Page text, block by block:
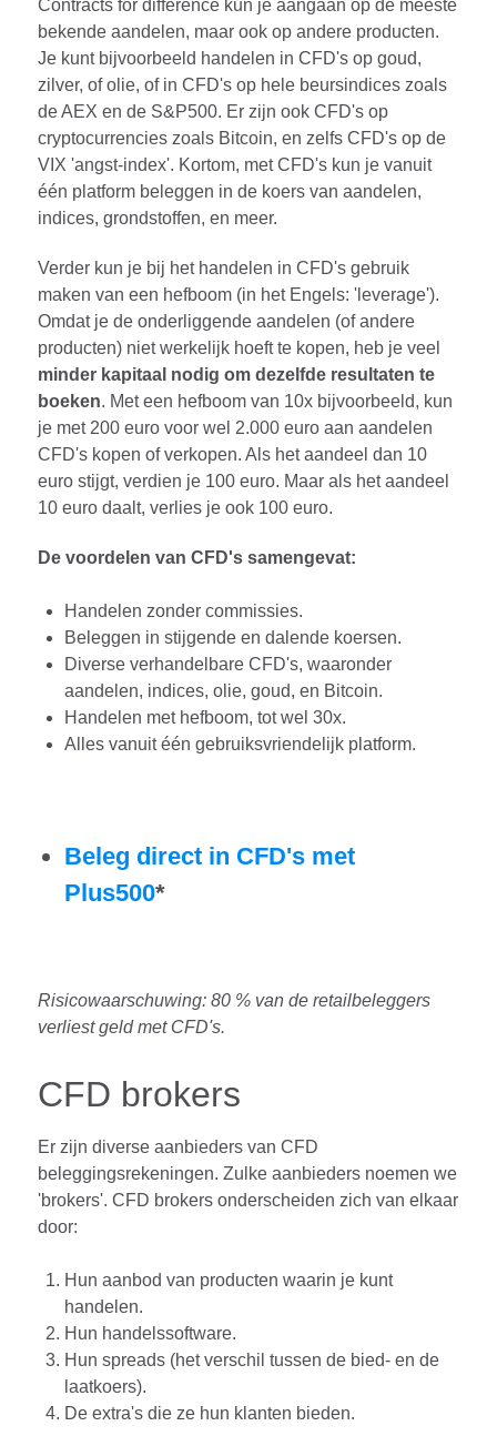
Contracts for difference kun je aangaan op de meeste
bekende aandelen, maar ook op andere producten.
Je kunt bijvoorbeeld handelen in CFD's op goud,
zilver, of olie, of in CFD's op hele beursindices zoals
de AEX en de S&P500. Er zijn ook CFD's op
cryptocurrencies zoals Bitcoin, en zelfs CFD's op de
VIX 'angst-index'. Kortom, met CFD's kun je vanuit
één platform beleggen in de koers van aandelen,
indices, grondstoffen, en meer.
Verder kun je bij het handelen in CFD's gebruik
maken van een hefboom (in het Engels: 'leverage').
Omdat je de onderliggende aandelen (of andere
producten) niet werkelijk hoeft te kopen, heb je veel
minder kapitaal nodig om dezelfde resultaten te
boeken. Met een hefboom van 10x bijvoorbeeld, kun
je met 200 euro voor wel 2.000 euro aan aandelen
CFD's kopen of verkopen. Als het aandeel dan 10
euro stijgt, verdien je 100 euro. Maar als het aandeel
10 euro daalt, verlies je ook 100 euro.
De voordelen van CFD's samengevat:
Handelen zonder commissies.
Beleggen in stijgende en dalende koersen.
Diverse verhandelbare CFD's, waaronder
aandelen, indices, olie, goud, en Bitcoin.
Handelen met hefboom, tot wel 30x.
Alles vanuit één gebruiksvriendelijk platform.
Beleg direct in CFD's met
Plus500*
Risicowaarschuwing: 80 % van de retailbeleggers
verliest geld met CFD's.
CFD brokers
Er zijn diverse aanbieders van CFD
beleggingsrekeningen. Zulke aanbieders noemen we
'brokers'. CFD brokers onderscheiden zich van elkaar
door:
Hun aanbod van producten waarin je kunt
handelen.
Hun handelssoftware.
Hun spreads (het verschil tussen de bied- en de
laatkoers).
De extra's die ze hun klanten bieden.